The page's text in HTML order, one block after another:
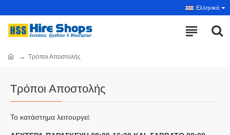
Ελληνικά
Τρόποι Αποστολής
Τρόποι Αποστολής
Το κατάστημα λειτουργεί: